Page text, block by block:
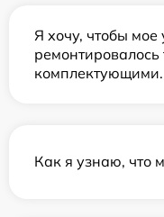
Я хочу, чтобы мое
комплектующими.
Как я узнаю, что